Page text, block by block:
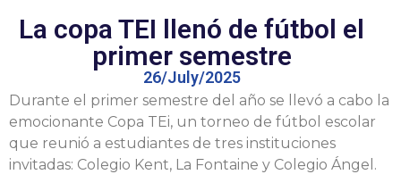
La copa TEI llenó de fútbol el
primer semestre
26/July/2025
Durante el primer semestre del año se llevó a cabo la
emocionante Copa TEi, un torneo de fútbol escolar
que reunió a estudiantes de tres instituciones
invitadas: Colegio Kent, La Fontaine y Colegio Ángel.